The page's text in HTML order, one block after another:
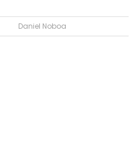
Daniel Noboa